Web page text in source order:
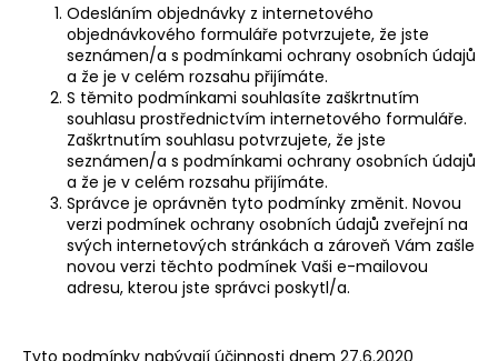
Odesláním objednávky z internetového
objednávkového formuláře potvrzujete, že jste
seznámen/a s podmínkami ochrany osobních údajů
a že je v celém rozsahu přijímáte.
S těmito podmínkami souhlasíte zaškrtnutím
souhlasu prostřednictvím internetového formuláře.
Zaškrtnutím souhlasu potvrzujete, že jste
seznámen/a s podmínkami ochrany osobních údajů
a že je v celém rozsahu přijímáte.
Správce je oprávněn tyto podmínky změnit. Novou
verzi podmínek ochrany osobních údajů zveřejní na
svých internetových stránkách a zároveň Vám zašle
novou verzi těchto podmínek Vaši e-mailovou
adresu, kterou jste správci poskytl/a.
Tyto podmínky nabývají účinnosti dnem 27.6.2020